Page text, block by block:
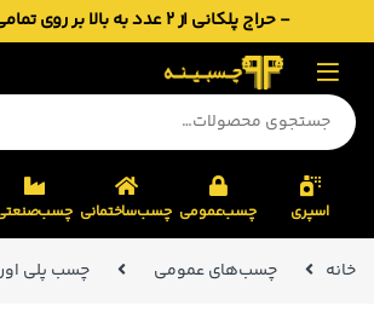
- حراج پلکانی از 2 عدد به بالا بر روی تمامی محصولات -
Skip to navigation
Skip to content
جستجو برای:
اسپری چسب‌عمومی چسب‌ساختمانی
خانه چسب‌های عمومی چسب پلی